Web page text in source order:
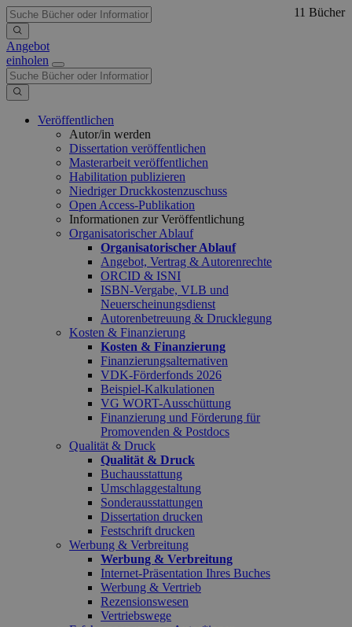
Angebot
einholen
Veröffentlichen
Autor/in werden
Dissertation veröffentlichen
Masterarbeit veröffentlichen
Habilitation publizieren
Niedriger Druckkostenzuschuss
Open Access-Publikation
Informationen zur Veröffentlichung
Organisatorischer Ablauf
Organisatorischer Ablauf
Angebot, Vertrag & Autorenrechte
ORCID & ISNI
ISBN-Vergabe, VLB und
Neuerscheinungsdienst
Autorenbetreuung & Drucklegung
Kosten & Finanzierung
Kosten & Finanzierung
Finanzierungsalternativen
VDK-Förderfonds 2026
Beispiel-Kalkulationen
VG WORT-Ausschüttung
Finanzierung und Förderung für
Promovenden & Postdocs
Qualität & Druck
Qualität & Druck
Buchausstattung
Umschlaggestaltung
Sonderausstattungen
Dissertation drucken
Festschrift drucken
Werbung & Verbreitung
Werbung & Verbreitung
Internet-Präsentation Ihres Buches
Werbung & Vertrieb
Rezensionswesen
Vertriebswege
11 Bücher